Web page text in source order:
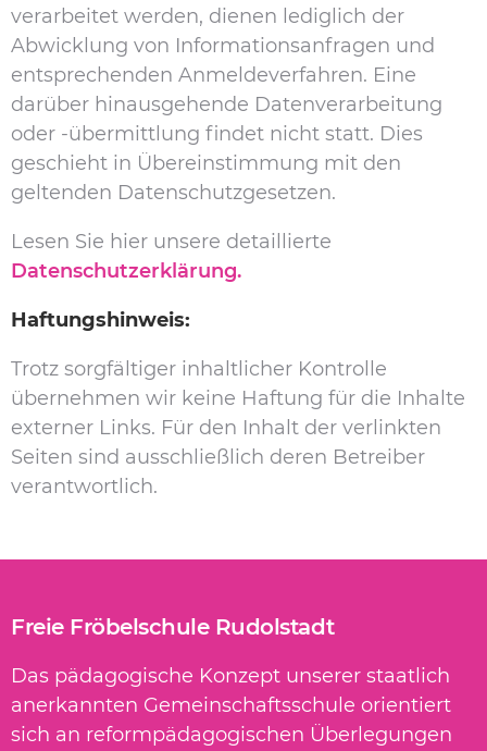
verarbeitet werden, dienen lediglich der
Abwicklung von Informationsanfragen und
entsprechenden Anmeldeverfahren. Eine
darüber hinausgehende Datenverarbeitung
oder -übermittlung findet nicht statt. Dies
geschieht in Übereinstimmung mit den
geltenden Datenschutzgesetzen.
Lesen Sie hier unsere detaillierte
Datenschutzerklärung.
Haftungshinweis:
Trotz sorgfältiger inhaltlicher Kontrolle
übernehmen wir keine Haftung für die Inhalte
externer Links. Für den Inhalt der verlinkten
Seiten sind ausschließlich deren Betreiber
verantwortlich.
Freie Fröbelschule Rudolstadt
Das pädagogische Konzept unserer staatlich
anerkannten Gemeinschaftsschule orientiert
sich an reformpädagogischen Überlegungen